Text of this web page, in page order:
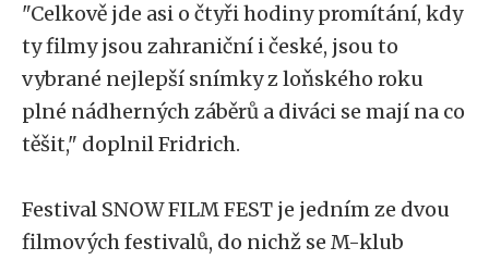
"Celkově jde asi o čtyři hodiny promítání, kdy
ty filmy jsou zahraniční i české, jsou to
vybrané nejlepší snímky z loňského roku
plné nádherných záběrů a diváci se mají na co
těšit," doplnil Fridrich.
Festival SNOW FILM FEST je jedním ze dvou
filmových festivalů, do nichž se M-klub